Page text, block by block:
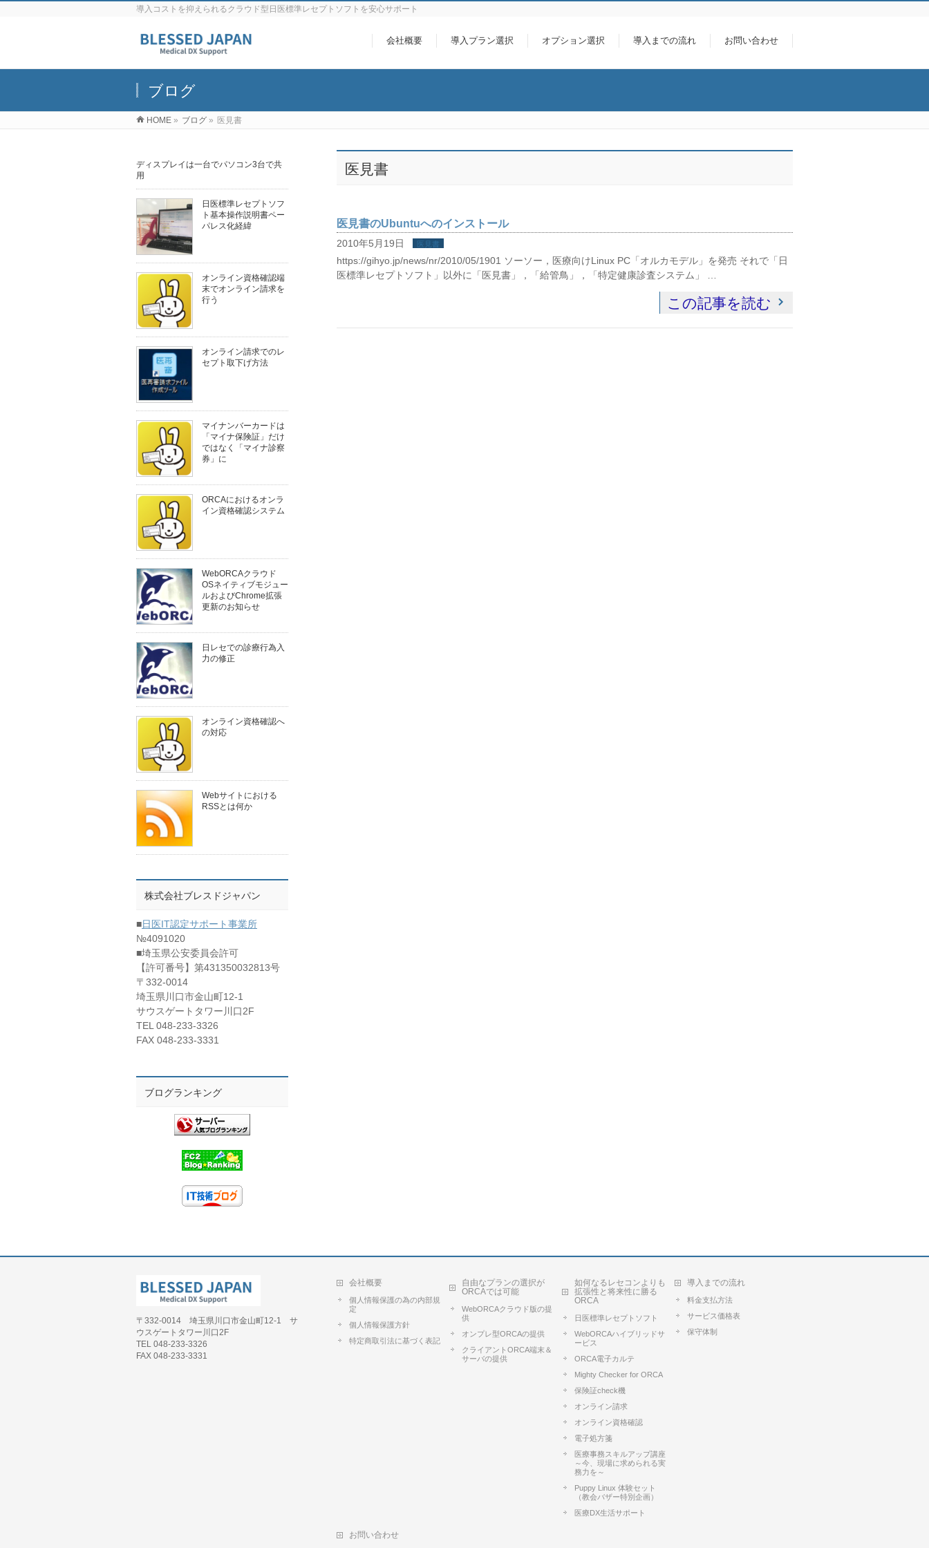
導入コストを抑えられるクラウド型日医標準レセプトソフトを安心サポート
会社概要 導入プラン選択 オプション選択 導入までの流れ お問い合わせ
ブログ
HOME » ブログ » 医見書
医見書
医見書のUbuntuへのインストール
2010年5月19日 医見書
https://gihyo.jp/news/nr/2010/05/1901 ソーソー，医療向けLinux PC「オルカモデル」を発売 それで「日
医標準レセプトソフト」以外に「医見書」，「給管鳥」，「特定健康診査システム」 …
この記事を読む
ディスプレイは一台でパソコン3台で共
用
日医標準レセプトソフ
ト基本操作説明書ペー
パレス化経緯
オンライン資格確認端
末でオンライン請求を
行う
オンライン請求でのレ
セプト取下げ方法
マイナンバーカードは
「マイナ保険証」だけ
ではなく「マイナ診察
券」に
ORCAにおけるオンラ
イン資格確認システム
WebORCAクラウド
OSネイティブモジュー
ルおよびChrome拡張
更新のお知らせ
日レセでの診療行為入
力の修正
オンライン資格確認へ
の対応
Webサイトにおける
RSSとは何か
株式会社ブレスドジャパン
■日医IT認定サポート事業所
№4091020
■埼玉県公安委員会許可
【許可番号】第431350032813号
〒332-0014
埼玉県川口市金山町12-1
サウスゲートタワー川口2F
TEL 048-233-3326
FAX 048-233-3331
ブログランキング
〒332-0014 埼玉県川口市金山町12-1 サ
ウスゲートタワー川口2F
TEL 048-233-3326
FAX 048-233-3331
会社概要
個人情報保護の為の内部規
定
個人情報保護方針
特定商取引法に基づく表記
自由なプランの選択が
ORCAでは可能
WebORCAクラウド版の提
供
オンプレ型ORCAの提供
クライアントORCA端末＆
サーバの提供
如何なるレセコンよりも
拡張性と将来性に勝る
ORCA
日医標準レセプトソフト
WebORCAハイブリッドサ
ービス
ORCA電子カルテ
Mighty Checker for ORCA
保険証check機
オンライン請求
オンライン資格確認
電子処方箋
医療事務スキルアップ講座
～今、現場に求められる実
務力を～
Puppy Linux 体験セット
（教会バザー特別企画）
医療DX生活サポート
導入までの流れ
料金支払方法
サービス価格表
保守体制
お問い合わせ